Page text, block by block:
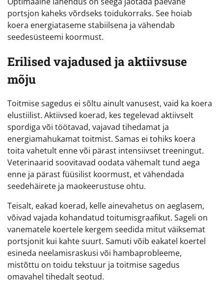
portsjon kaheks võrdseks toidukorraks. See hoiab
koera energiataseme stabiilsena ja vähendab
seedesüsteemi koormust.
Erilised vajadused ja aktiivsuse
mõju
Toitmise sagedus ei sõltu ainult vanusest, vaid ka koera
elustiilist. Aktiivsed koerad, kes tegelevad aktiivselt
spordiga või töötavad, vajavad tihedamat ja
energiamahukamat toitmist. Samas ei tohiks koera
toita vahetult enne või pärast intensiivset treeningut.
Veterinaarid soovitavad oodata vähemalt tund aega
enne ja pärast füüsilist koormust, et vähendada
seedehäirete ja maokeerustuse ohtu.
Teisalt, eakad koerad, kelle ainevahetus on aeglasem,
võivad vajada kohandatud toitumisgraafikut. Sageli on
vanematele koertele kergem seedida mitut väiksemat
portsjonit kui kahte suurt. Samuti võib eakatel koertel
esineda neelamisraskusi või hambaprobleeme,
mistõttu on toidu tekstuur ja toitmise sagedus
omavahel tihedalt seotud.